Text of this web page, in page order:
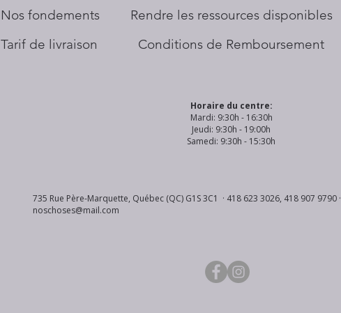
Nos fondements
Tarif de livraison
​Rendre les ressources disponibles
Conditions de Remboursement
Horaire du centre:
Mardi: 9:30h - 16:30h
Jeudi: 9:30h - 19:00h
Samedi: 9:30h - 15:30h
735 Rue Père-Marquette, Québec (QC) G1S 3C1 · 418 623 3026, 418 907 9790 ·
noschoses@mail.com